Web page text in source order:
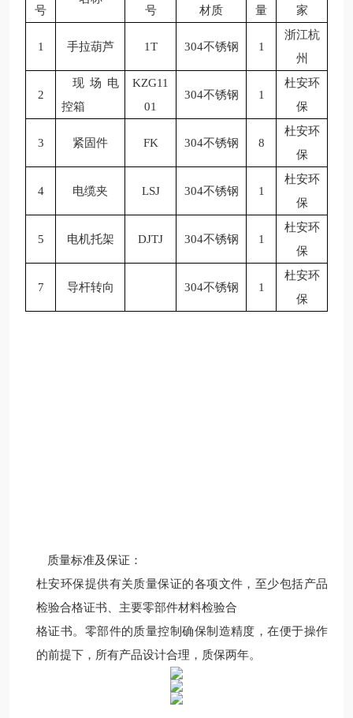
号
号
材质
量
家
1 手拉葫芦 1T 304不锈钢 1
浙江杭
州
2
现场电
控箱
KZG11
01
304不锈钢 1
杜安环
保
3 紧固件 FK 304不锈钢 8
杜安环
保
4 电缆夹 LSJ 304不锈钢 1
杜安环
保
5 电机托架 DJTJ 304不锈钢 1
杜安环
保
7 导杆转向 304不锈钢 1
杜安环
保
质量标准及保证：
杜安环保提供有关质量保证的各项文件，至少包括产品
检验合格证书、主要零部件材料检验合
格证书。零部件的质量控制确保制造精度，在便于操作
的前提下，所有产品设计合理，质保两年。